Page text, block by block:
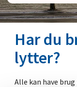
Har du
lytter?
Alle kan have